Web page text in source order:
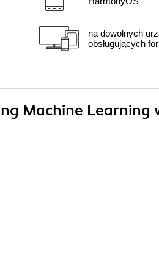
na dowolnych
obsługujących
Machine Learning